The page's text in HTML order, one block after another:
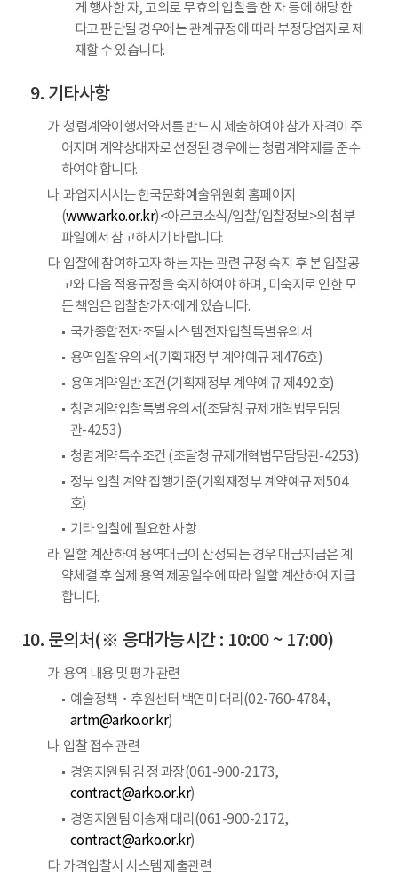
게 행사한 자, 고의로 무효의 입찰을 한 자 등에 해당 한
다고 판단될 경우에는 관계규정에 따라 부정당업자로 제
재할 수 있습니다.
기타사항
가. 청렴계약이행서약서를 반드시 제출하여야 참가 자격이 주
어지며 계약상대자로 선정된 경우에는 청렴계약제를 준수
하여야 합니다.
나. 과업지시서는 한국문화예술위원회 홈페이지
(www.arko.or.kr)<아르코소식/입찰/입찰정보>의 첨부
파일에서 참고하시기 바랍니다.
다. 입찰에 참여하고자 하는 자는 관련 규정 숙지 후 본 입찰공
고와 다음 적용규정을 숙지하여야 하며, 미숙지로 인한 모
든 책임은 입찰참가자에게 있습니다.
국가종합전자조달시스템 전자입찰특별유의서
용역입찰유의서(기획재정부 계약예규 제476호)
용역계약일반조건(기획재정부 계약예규 제492호)
청렴계약입찰특별유의서(조달청 규제개혁법무담당
관-4253)
청렴계약특수조건 (조달청 규제개혁법무담당관-4253)
정부 입찰 계약 집행기준(기획재정부 계약예규 제504
호)
기타 입찰에 필요한 사항
라. 일할 계산하여 용역대금이 산정되는 경우 대금지급은 계
약체결 후 실제 용역 제공일수에 따라 일할 계산하여 지급
합니다.
문의처(※ 응대가능시간 : 10:00 ~ 17:00)
가. 용역 내용 및 평가 관련
예술정책‧후원센터 백연미 대리(02-760-4784,
artm@arko.or.kr)
나. 입찰 접수 관련
경영지원팀 김 정 과장(061-900-2173,
contract@arko.or.kr)
경영지원팀 이송재 대리(061-900-2172,
contract@arko.or.kr)
다. 가격입찰서 시스템 제출관련